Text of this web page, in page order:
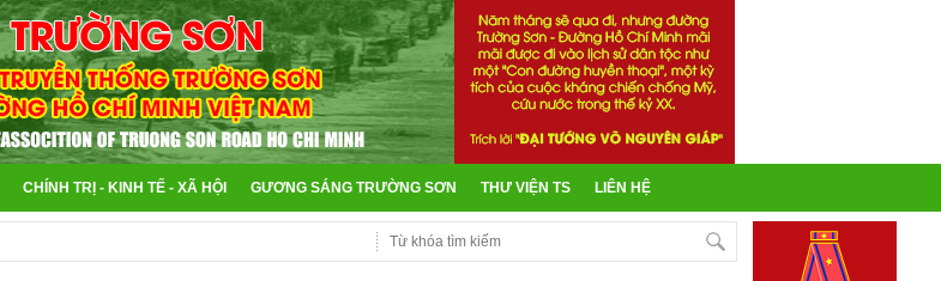
CHÍNH TRỊ - KINH TẾ - XÃ HỘI GƯƠNG SÁNG TRƯỜNG SƠN THƯ VIỆN TS LIÊN HỆ